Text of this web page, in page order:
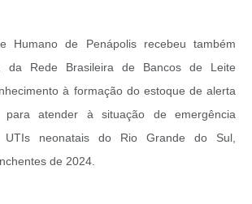
Humano de Penápolis recebeu também
da Rede Brasileira de Bancos de Leite
à formação do estoque de alerta
atender à situação de emergência
UTIs neonatais do Rio Grande do Sul,
de 2024.